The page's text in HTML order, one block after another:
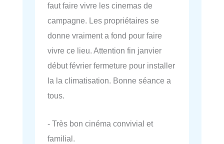
faut faire vivre les cinemas de
campagne. Les propriétaires se
donne vraiment a fond pour faire
vivre ce lieu. Attention fin janvier
début février fermeture pour installer
la la climatisation. Bonne séance a
tous.
- Très bon cinéma convivial et
familial.